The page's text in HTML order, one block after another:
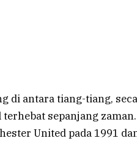
di antara tiang-tiang,
sepanjang
United pada 1991